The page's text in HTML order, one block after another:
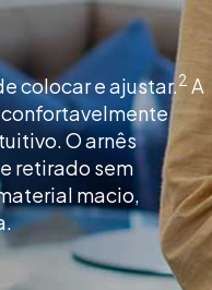
colocar e ajustar.2 A
O arnês
retirado sem
macio,